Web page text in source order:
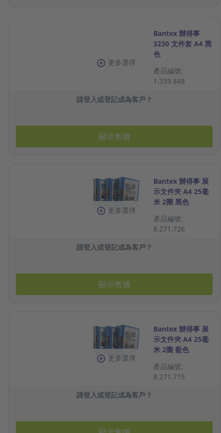
更多選擇
Bantex 辦得事
3230 文件套 A4 黑
色
產品編號:
1.339.848
請登入或登記成為客戶？
顯示售價
更多選擇
Bantex 辦得事 展
示文件夾 A4 25毫
米 2圈 黑色
產品編號:
8.271.726
請登入或登記成為客戶？
顯示售價
更多選擇
Bantex 辦得事 展
示文件夾 A4 25毫
米 2圈 藍色
產品編號:
8.271.715
請登入或登記成為客戶？